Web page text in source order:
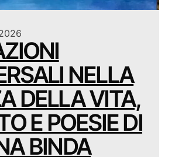
NELLA
DELLA VITA,
E POESIE DI
BINDA